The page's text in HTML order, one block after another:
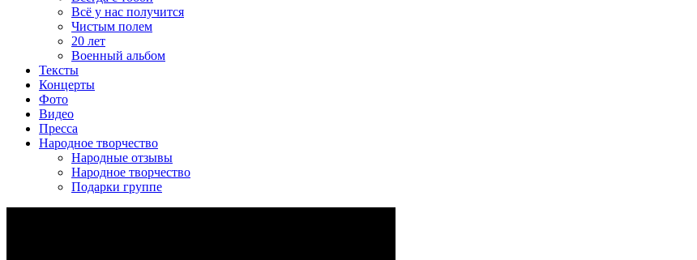
Всё у нас получится
Чистым полем
20 лет
Военный альбом
Тексты
Концерты
Фото
Видео
Пресса
Народное творчество
Народные отзывы
Народное творчество
Подарки группе